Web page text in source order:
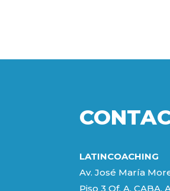
LATINCOACHING
Av. José María
Piso 3 Of. A. CABA.